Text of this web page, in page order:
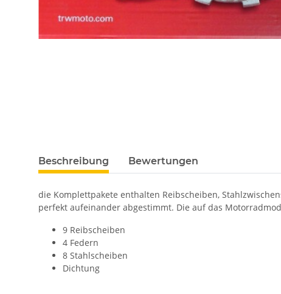
Beschreibung Bewertungen
die Komplettpakete enthalten Reibscheiben,
perfekt aufeinander abgestimmt. Die auf das
9 Reibscheiben
4 Federn
8 Stahlscheiben
Dichtung